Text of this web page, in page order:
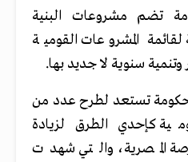
تضم مشروعات البنية
لقائمة المشروعات القومية
سنوية لا جديد بها.
تستعد لطرح عدد من
كإحدي الطرق لزيادة
المصرية، والتي شهدت